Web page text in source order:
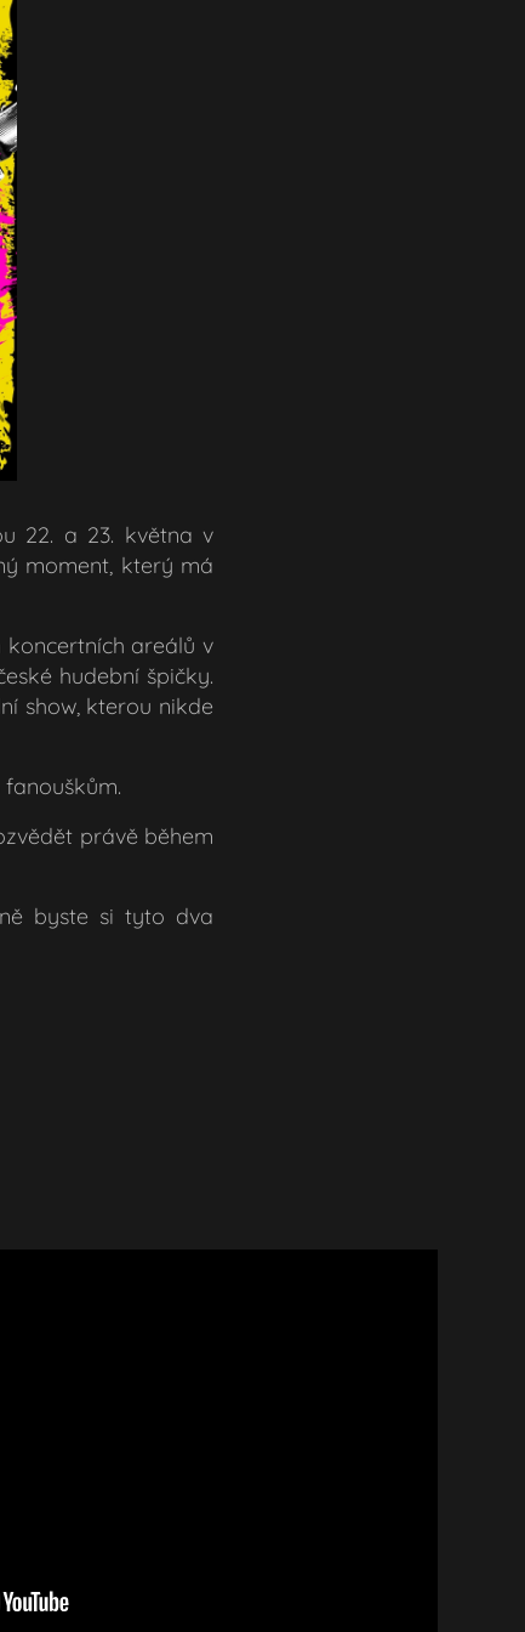
22. a 23. května v
moment, který má
areálů v
hudební špičky.
show, kterou nikde
právě během
byste si tyto dva